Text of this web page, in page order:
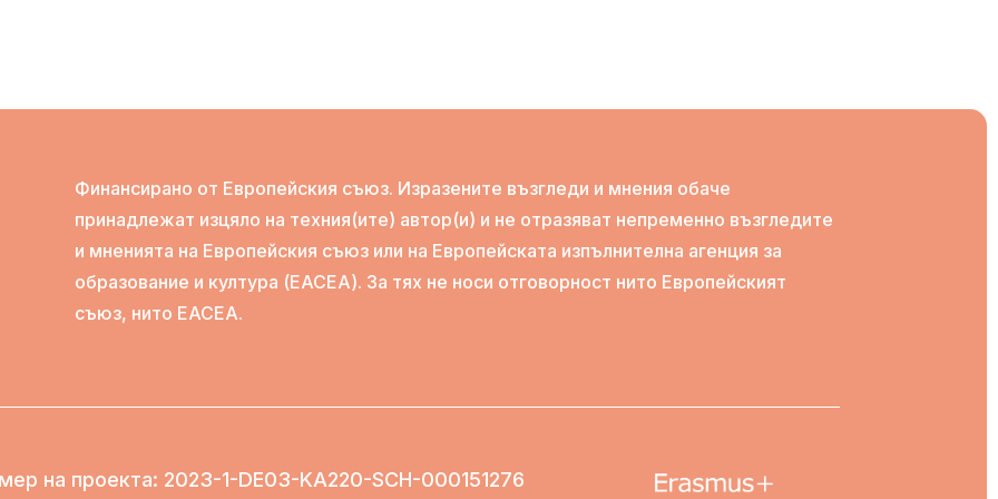
Финансирано от Европейския съюз. Изразените възгледи и мнения обаче
принадлежат изцяло на техния(ите) автор(и) и не отразяват непременно възгледите
и мненията на Европейския съюз или на Европейската изпълнителна агенция за
образование и култура (EACEA). За тях не носи отговорност нито Европейският
съюз, нито EACEA.
на проекта: 2023-1-DE03-KA220-SCH-000151276